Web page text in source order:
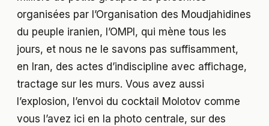
organisées par l’Organisation des Moudjahidines
du peuple iranien, l’OMPI, qui mène tous les
jours, et nous ne le savons pas suffisamment,
en Iran, des actes d’indiscipline avec affichage,
tractage sur les murs. Vous avez aussi
l’explosion, l’envoi du cocktail Molotov comme
vous l’avez ici en la photo centrale, sur des